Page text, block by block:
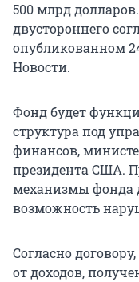
500 млрд
двустороннего
опубликованном
Новости.
Фонд будет
структура под
финансов,
президента США.
механизмы
возможность
Согласно
от доходов,